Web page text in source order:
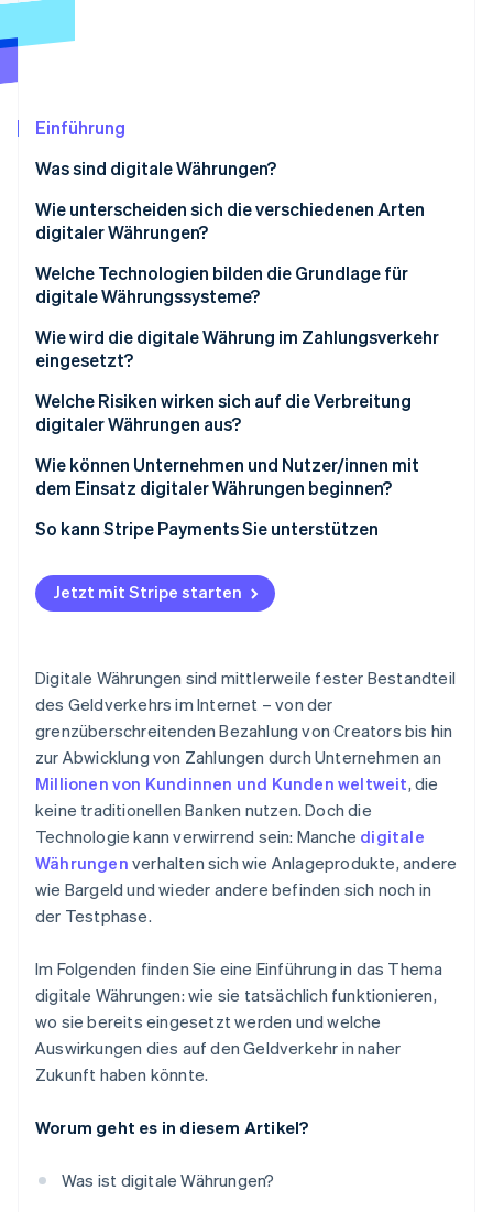
Betrugsprävention
Atlas
Stripe-Sessions 2026
Erfahren Sie, wie Stripe Lösungen für die
Jetzt ansehen
Einführung
Was sind digitale Währungen?
Wie unterscheiden sich die verschiedenen Arten
digitaler Währungen?
Kryptowährungen
Stablecoins
CBDCs
Welche Technologien bilden die Grundlage für
digitale Währungssysteme?
Blockchains und Distributed-Ledger-Technologien
Kryptografie
Konsensmechanismen
Intelligente Verträge („Smart Contracts“)
Wallets
Wie wird die digitale Währung im Zahlungsverkehr
eingesetzt?
Online-Zahlungen
Grenzüberschreitende Auszahlungen
Nutzung im Alltag
Welche Risiken wirken sich auf die Verbreitung
digitaler Währungen aus?
Wie können Unternehmen und Nutzer/innen mit
dem Einsatz digitaler Währungen beginnen?
So kann Stripe Payments Sie unterstützen
Jetzt mit Stripe starten
Digitale Währungen sind mittlerweile fester Bestandteil
des Geldverkehrs im Internet – von der
grenzüberschreitenden Bezahlung von Creators bis hin
zur Abwicklung von Zahlungen durch Unternehmen an
Millionen von Kundinnen und Kunden weltweit, die
keine traditionellen Banken nutzen. Doch die
Technologie kann verwirrend sein: Manche digitale
Währungen verhalten sich wie Anlageprodukte, andere
wie Bargeld und wieder andere befinden sich noch in
der Testphase.
Im Folgenden finden Sie eine Einführung in das Thema
digitale Währungen: wie sie tatsächlich funktionieren,
wo sie bereits eingesetzt werden und welche
Auswirkungen dies auf den Geldverkehr in naher
Zukunft haben könnte.
Worum geht es in diesem Artikel?
Was ist digitale Währungen?